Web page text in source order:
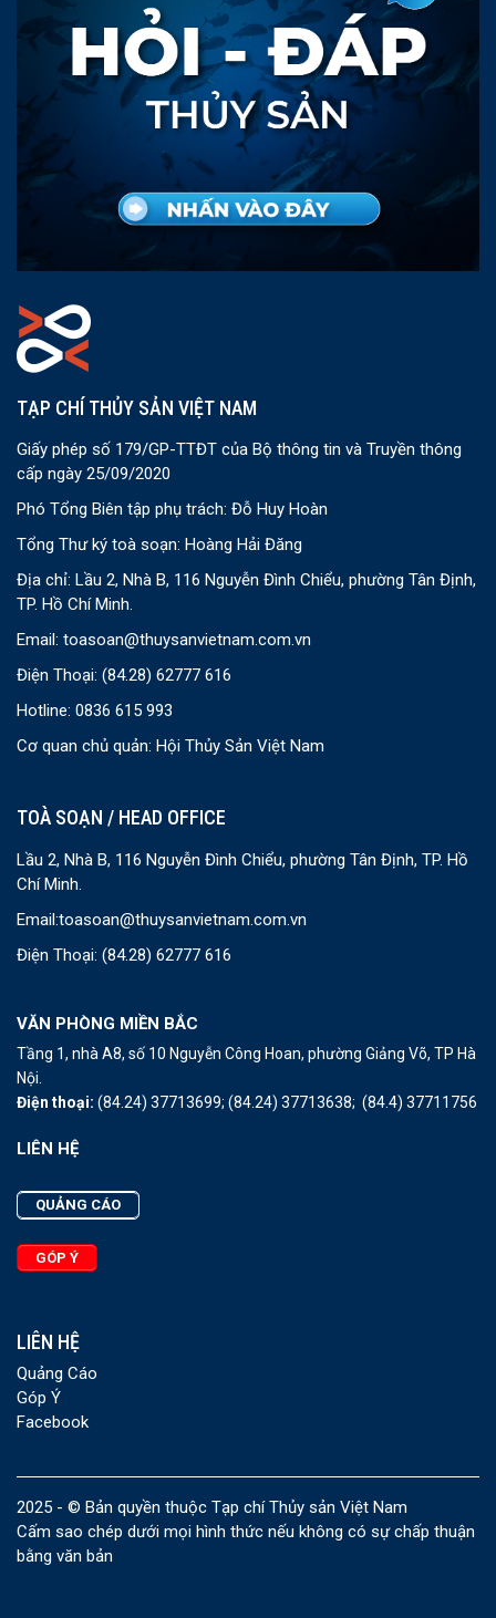
TẠP CHÍ THỦY SẢN VIỆT NAM
Giấy phép số 179/GP-TTĐT của Bộ thông tin và Truyền thông
cấp ngày 25/09/2020
Phó Tổng Biên tập phụ trách: Đỗ Huy Hoàn
Tổng Thư ký toà soạn: Hoàng Hải Đăng
Địa chỉ: Lầu 2, Nhà B, 116 Nguyễn Đình Chiểu, phường Tân Định,
TP. Hồ Chí Minh.
Email: toasoan@thuysanvietnam.com.vn
Điện Thoại: (84.28) 62777 616
Hotline: 0836 615 993
Cơ quan chủ quản: Hội Thủy Sản Việt Nam
TOÀ SOẠN / HEAD OFFICE
Lầu 2, Nhà B, 116 Nguyễn Đình Chiểu, phường Tân Định, TP. Hồ
Chí Minh.
Email:toasoan@thuysanvietnam.com.vn
Điện Thoại: (84.28) 62777 616
VĂN PHÒNG MIỀN BẮC
Tầng 1, nhà A8, số 10 Nguyễn Công Hoan, phường Giảng Võ, TP Hà
Nội.
Điện thoại: (84.24) 37713699; (84.24) 37713638; (84.4) 37711756
LIÊN HỆ
QUẢNG CÁO
GÓP Ý
LIÊN HỆ
Quảng Cáo
Góp Ý
Facebook
2025 - © Bản quyền thuộc Tạp chí Thủy sản Việt Nam
Cấm sao chép dưới mọi hình thức nếu không có sự chấp thuận
bằng văn bản